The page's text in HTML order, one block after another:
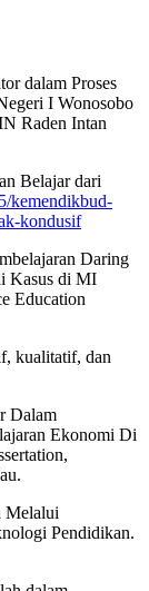
dalam Proses
I Wonosobo
Raden Intan
Belajar dari
kemendikbud-
kondusif
Daring
Kasus di MI
Education
kualitatif, dan
Dalam
Ekonomi Di
Melalui
Pendidikan.